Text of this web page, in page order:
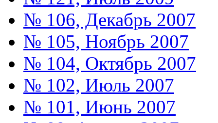
№ 106, Декабрь 2007
№ 105, Ноябрь 2007
№ 104, Октябрь 2007
№ 102, Июль 2007
№ 101, Июнь 2007